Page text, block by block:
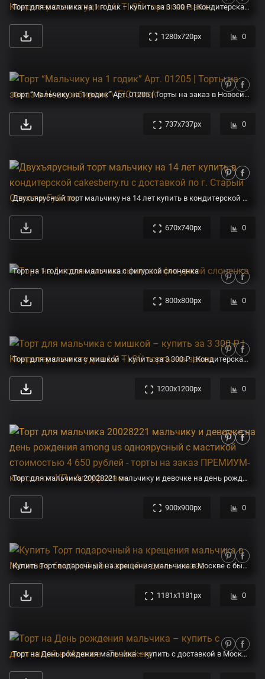
Торт для мальчика на 1 годик – купить за 3 300 ₽ | Кондитерская студия LU TI SÙ торты на заказ
1280x720px 0
Торт “Мальчику на 1 годик” Арт. 01205 | Торты на заказ в Новосибирске \"ElCremo\"
737x737px 0
Двухъярусный торт мальчику на 14 лет купить в кондитерской cakesberry.ru c доставкой по г. Старый Оскол и Губкин
670x740px 0
Торт на 1 годик для мальчика с фигуркой слоненка
800x800px 0
Торт для мальчика с мишкой – купить за 3 300 ₽ | Кондитерская студия LU TI SÙ торты на заказ
1200x1200px 0
Торт для мальчика 20028221 мальчику и девочке на день рождения among us одноярусный с мастикой стоимостью 4 650 рублей - торты на заказ ПРЕМИУМ-класса от КП «Алтуфьево»
900x900px 0
Купить Торт подарочный на крещения мальчика в Москве с быстрой доставкой в день заказа
1181x1181px 0
Торт на День рождения мальчика – купить с доставкой в Москве • Teabakery